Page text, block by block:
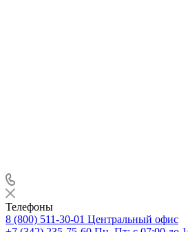
Телефоны
8 (800) 511-30-01 Центральный офис